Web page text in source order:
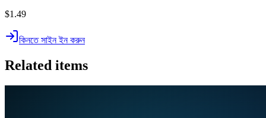
$1.49
কিনতে সাইন ইন করুন
Related items